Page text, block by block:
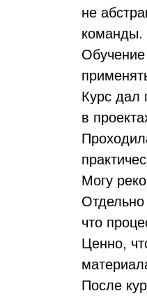
не
команды.
Курс дал
в
Могу
Отдельно
что
Ценно,
После